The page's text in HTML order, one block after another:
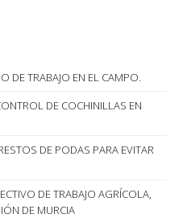
DE TRABAJO EN EL CAMPO.
DE COCHINILLAS EN
DE PODAS PARA EVITAR
DE TRABAJO AGRÍCOLA,
DE MURCIA